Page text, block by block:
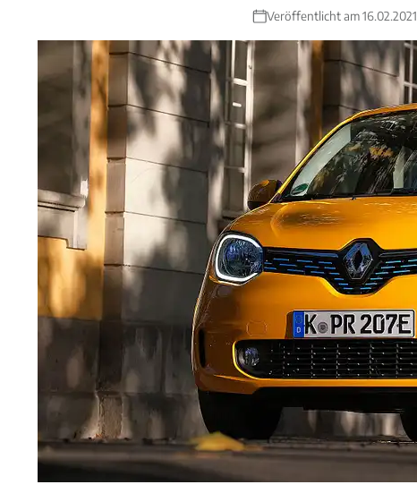
Veröffentlicht am 16.02.2021